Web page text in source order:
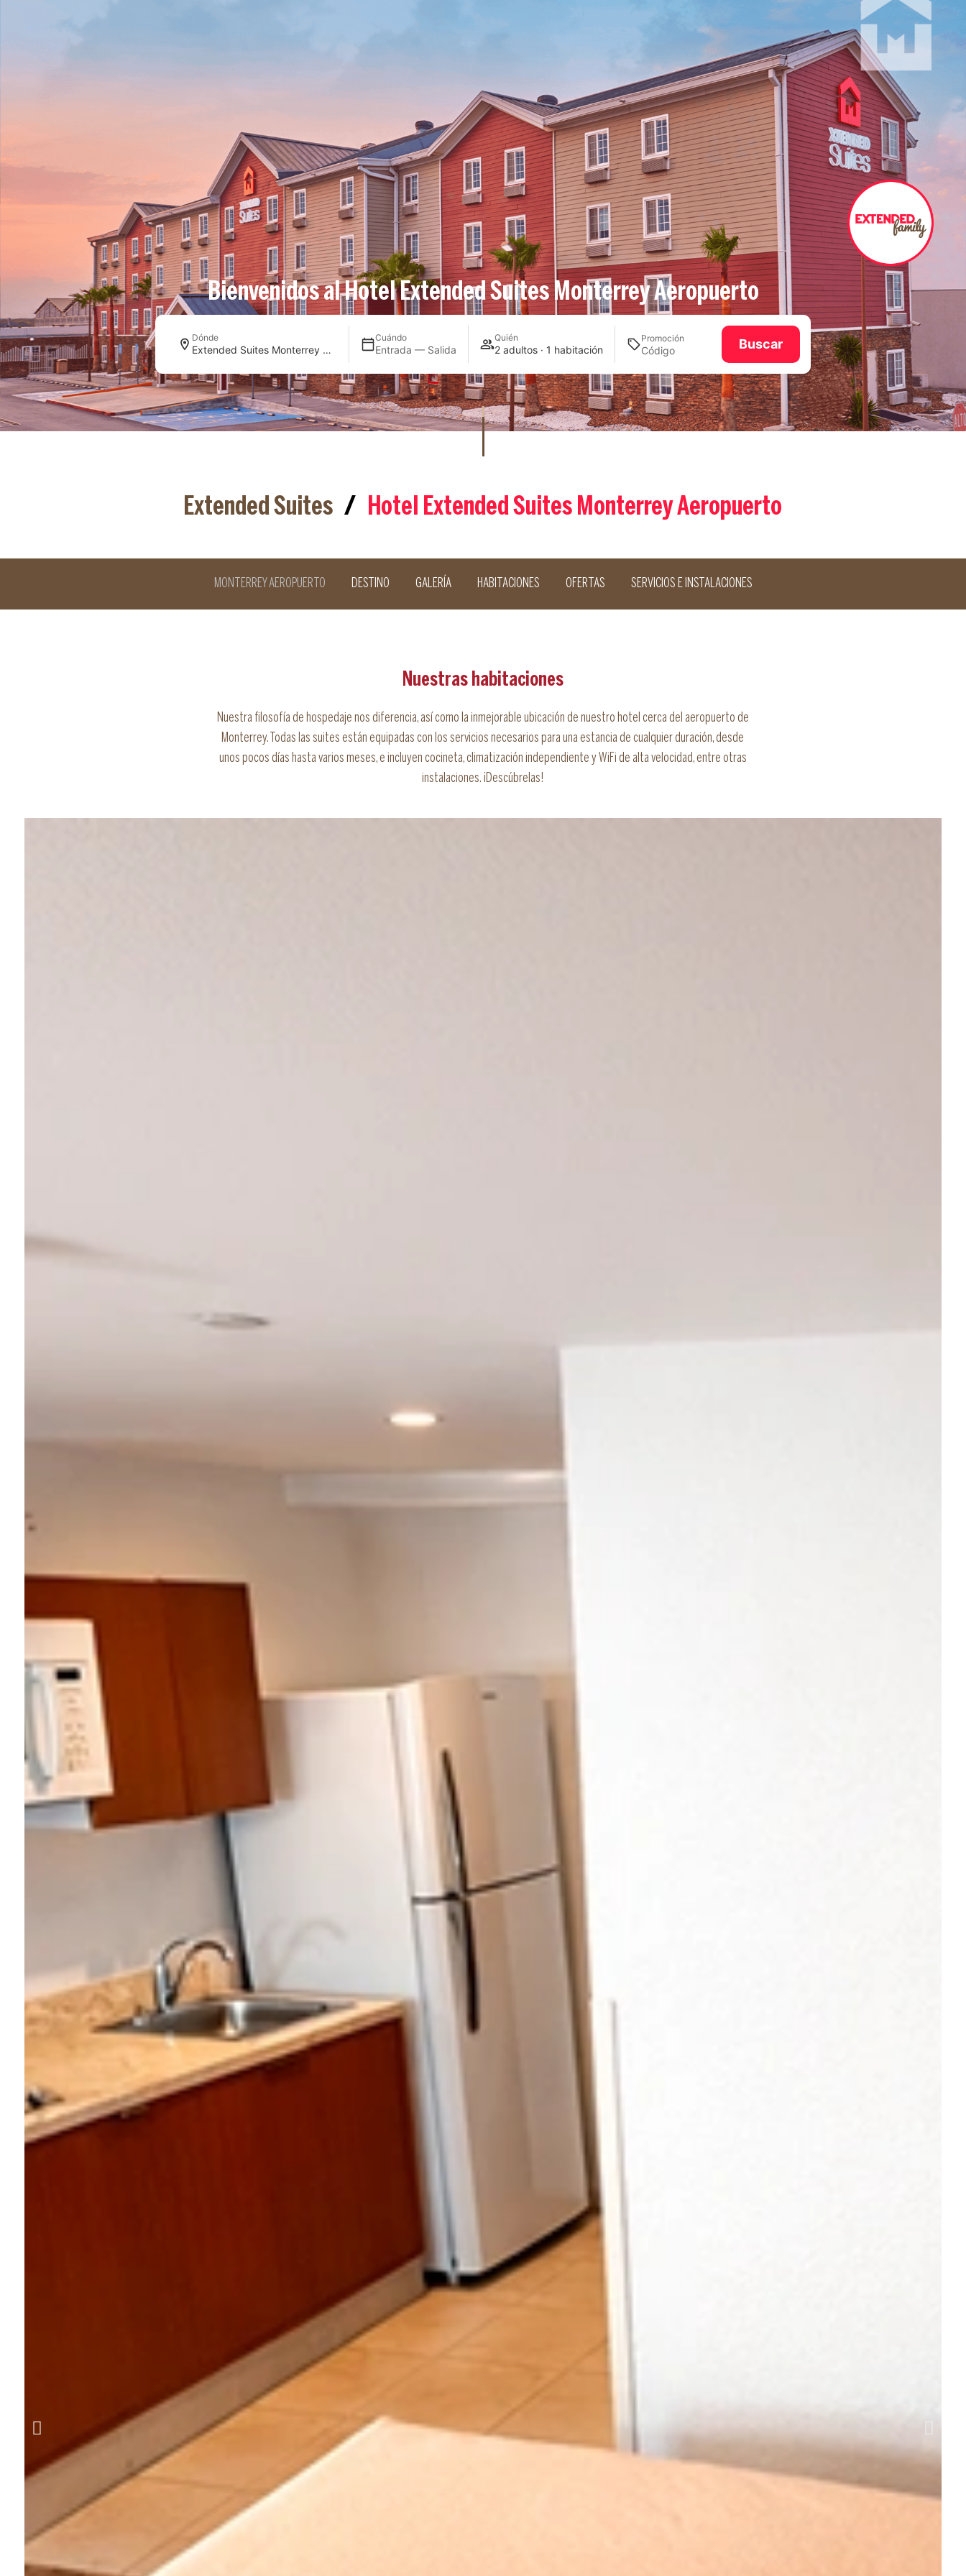
Bienvenidos al Hotel Extended Suites Monterrey Aeropuerto
Dónde
Extended Suites Monterrey Aeropuerto
Cuándo
Entrada — Salida
Quién
2 adultos · 1 habitación
Promoción Buscar
Extended Suites / Hotel Extended Suites Monterrey Aeropuerto
MONTERREY AEROPUERTO DESTINO GALERÍA HABITACIONES OFERTAS SERVICIOS E INSTALACIONES
Nuestras habitaciones
Nuestra filosofía de hospedaje nos diferencia, así como la inmejorable ubicación de nuestro hotel cerca del aeropuerto de
Monterrey. Todas las suites están equipadas con los servicios necesarios para una estancia de cualquier duración, desde
unos pocos días hasta varios meses, e incluyen cocineta, climatización independiente y WiFi de alta velocidad, entre otras
instalaciones. ¡Descúbrelas!